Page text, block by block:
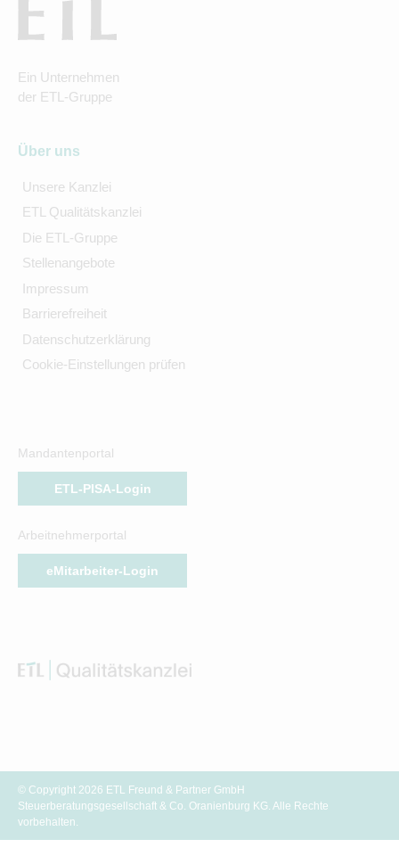
Ein Unternehmen
der ETL-Gruppe
Über uns
Unsere Kanzlei
ETL Qualitätskanzlei
Die ETL-Gruppe
Stellenangebote
Impressum
Barrierefreiheit
Datenschutzerklärung
Cookie-Einstellungen prüfen
Mandantenportal
ETL-PISA-Login
Arbeitnehmerportal
eMitarbeiter-Login
© Copyright 2026 ETL Freund & Partner GmbH
Steuerberatungsgesellschaft & Co. Oranienburg KG. Alle Rechte
vorbehalten.